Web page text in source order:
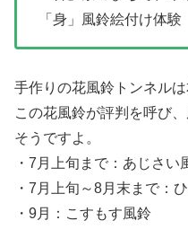
「身」風鈴絵付け体験
手作りの花風鈴トンネルは
この花風鈴が評判を呼び
そうですよ。
・7月上旬まで：あじさい
・7月上旬～8月末まで：
・9月：こすもす風鈴